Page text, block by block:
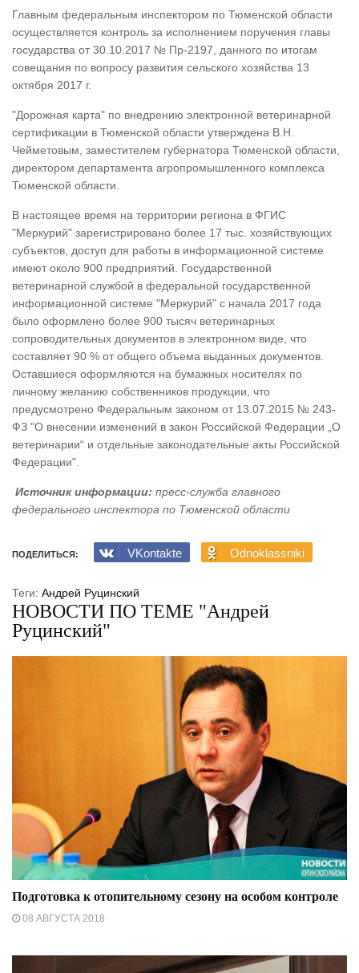
Главным федеральным инспектором по Тюменской области
осуществляется контроль за исполнением поручения главы
государства от 30.10.2017 № Пр-2197, данного по итогам
совещания по вопросу развития сельского хозяйства 13
октября 2017 г.
"Дорожная карта" по внедрению электронной ветеринарной
сертификации в Тюменской области утверждена В.Н.
Чейметовым, заместителем губернатора Тюменской области,
директором департамента агропромышленного комплекса
Тюменской области.
В настоящее время на территории региона в ФГИС
"Меркурий" зарегистрировано более 17 тыс. хозяйствующих
субъектов, доступ для работы в информационной системе
имеют около 900 предприятий. Государственной
ветеринарной службой в федеральной государственной
информационной системе "Меркурий" с начала 2017 года
было оформлено более 900 тысяч ветеринарных
сопроводительных документов в электронном виде, что
составляет 90 % от общего объема выданных документов.
Оставшиеся оформляются на бумажных носителях по
личному желанию собственников продукции, что
предусмотрено Федеральным законом от 13.07.2015 № 243-
ФЗ "О внесении изменений в закон Российской Федерации „О
ветеринарии“ и отдельные законодательные акты Российской
Федерации".
Источник информации: пресс-служба главного
федерального инспектора по Тюменской области
ПОДЕЛИТЬСЯ: VKontakte Odnoklassniki
Теги: Андрей Руцинский
НОВОСТИ ПО ТЕМЕ "Андрей
Руцинский"
Подготовка к отопительному сезону на особом контроле
08 АВГУСТА 2018